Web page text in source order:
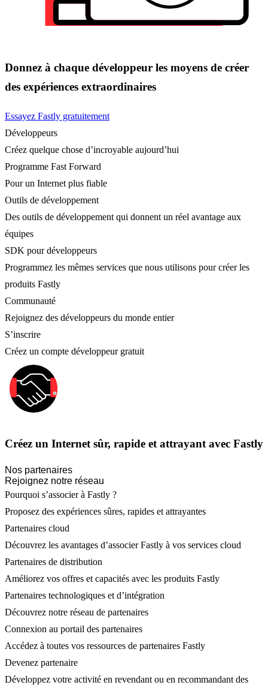
Donnez à chaque développeur les moyens de créer
des expériences extraordinaires
Essayez Fastly gratuitement
Développeurs
Créez quelque chose d’incroyable aujourd’hui
Programme Fast Forward
Pour un Internet plus fiable
Outils de développement
Des outils de développement qui donnent un réel avantage aux
équipes
SDK pour développeurs
Programmez les mêmes services que nous utilisons pour créer les
produits Fastly
Communauté
Rejoignez des développeurs du monde entier
S’inscrire
Créez un compte développeur gratuit
Créez un Internet sûr, rapide et attrayant avec Fastly
Nos partenaires
Rejoignez notre réseau
Pourquoi s’associer à Fastly ?
Proposez des expériences sûres, rapides et attrayantes
Partenaires cloud
Découvrez les avantages d’associer Fastly à vos services cloud
Partenaires de distribution
Améliorez vos offres et capacités avec les produits Fastly
Partenaires technologiques et d’intégration
Découvrez notre réseau de partenaires
Connexion au portail des partenaires
Accédez à toutes vos ressources de partenaires Fastly
Devenez partenaire
Développez votre activité en revendant ou en recommandant des